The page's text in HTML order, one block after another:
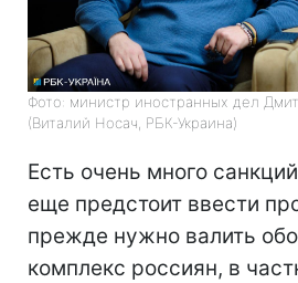
Фото: министр иностранных дел
(Виталий Носач, РБК-Украина)
Есть очень много
еще предстоит ввести
прежде нужно валить
комплекс россиян, в